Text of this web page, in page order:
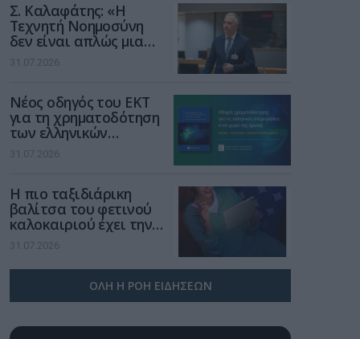
Σ. Καλαφάτης: «Η
Τεχνητή Νοημοσύνη
δεν είναι απλώς μια
νέα τεχνολογία, είναι
μια νέα βιομηχανική
31.07.2026
Νέος οδηγός του ΕΚΤ
για τη χρηματοδότηση
των ελληνικών
επιχειρήσεων στον
χώρο της άμυνας
31.07.2026
Η πιο ταξιδιάρικη
βαλίτσα του φετινού
καλοκαιριού έχει την
υπογραφή της Xiaomi
31.07.2026
ΟΛΗ Η ΡΟΗ ΕΙΔΗΣΕΩΝ